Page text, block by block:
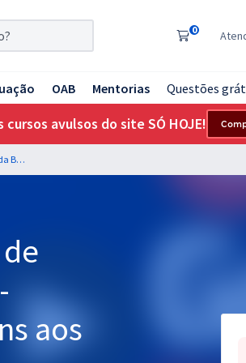
0
OAB Mentorias Questões
avulsos do site SÓ HOJE!
CREMEB - Conselho Regional de Medicina do Estado da Bahia - Conhecimentos Gerais Comuns aos Cargos de Nível Superior
aos